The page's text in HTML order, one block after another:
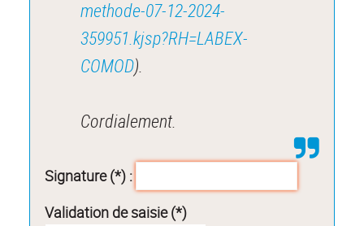
methode-07-12-2024-
359951.kjsp?RH=LABEX-
COMOD).
Cordialement.
Signature (*) :
Validation de saisie (*)